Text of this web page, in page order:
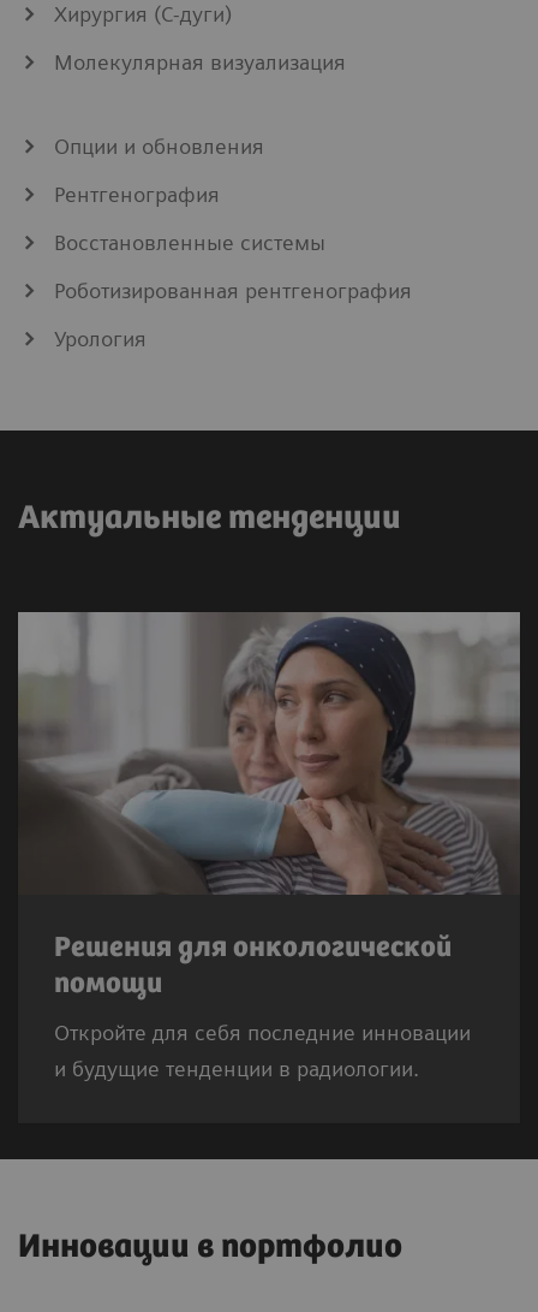
Хирургия (С-дуги)
Молекулярная визуализация
Опции и обновления
Рентгенография
Восстановленные системы
Роботизированная рентгенография
Урология
Актуальные тенденции
Решения для онкологической
помощи
Откройте для себя последние инновации
и будущие тенденции в радиологии.
Инновации в портфолио